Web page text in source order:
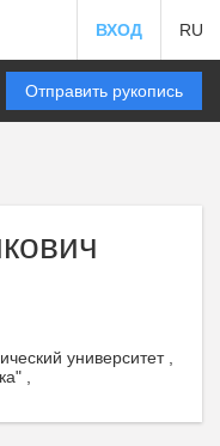
ВХОД RU
Отправить рукопись
университет ,
,